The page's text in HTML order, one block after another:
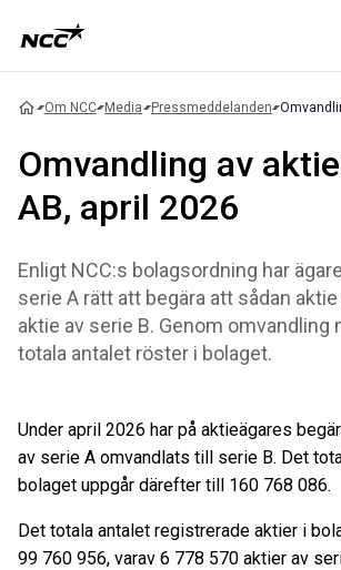
Om NCC Media Pressmeddelanden
Omvandling av
AB, april 2026
Enligt NCC:s bolagsordning har
serie A rätt att begära att sådan aktie
aktie av serie B. Genom omvandling
totala antalet röster i bolaget.
Under april 2026 har på aktieägares
av serie A omvandlats till serie B. Det
bolaget uppgår därefter till 160 768 086.
Det totala antalet registrerade aktier i
99 760 956, varav 6 778 570 aktier av